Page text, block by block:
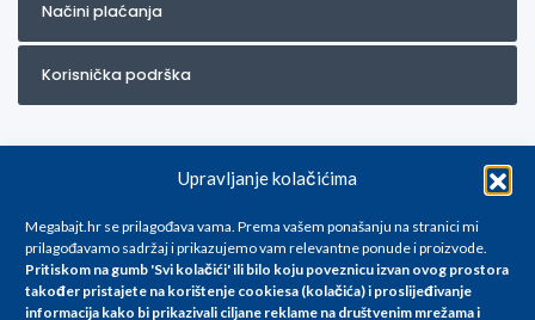
Upravljanje kolačićima
Megabajt.hr se prilagođava vama. Prema vašem ponašanju na stranici mi
prilagođavamo sadržaj i prikazujemo vam relevantne ponude i proizvode.
Pritiskom na gumb 'Svi kolačići' ili bilo koju poveznicu izvan ovog prostora
također pristajete na korištenje cookiesa (kolačića) i proslijeđivanje
informacija kako bi prikazivali ciljane reklame na društvenim mrežama i
Načini plaćanja
Korisnička podrška
Za artikle kojih trenutno nema u ponudi obratite nam se na
info@megabajt.hr. Sve cijene su informativnog karaktera i podložne su